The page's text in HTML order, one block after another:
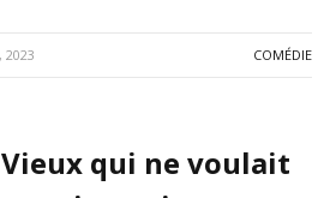
2023 COMÉDIE
Vieux qui ne voulait